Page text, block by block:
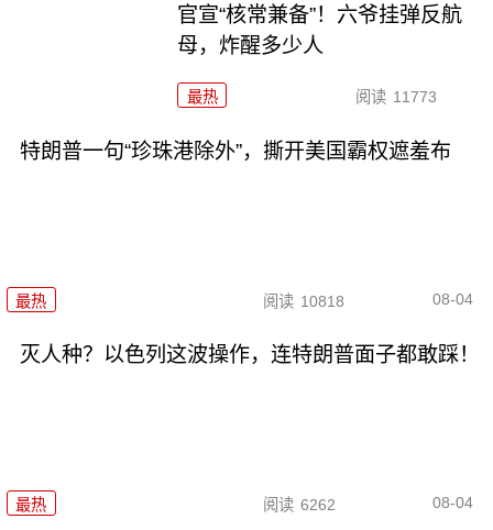
官宣“核常兼备”！六爷挂弹反航
母，炸醒多少人
最热 阅读 11773
特朗普一句“珍珠港除外”，撕开美国霸权遮羞布
最热 阅读 10818 08-04
灭人种？以色列这波操作，连特朗普面子都敢踩！
最热 阅读 6262 08-04